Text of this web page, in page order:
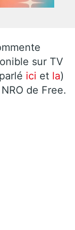
sur TV
ici et la)
de Free.